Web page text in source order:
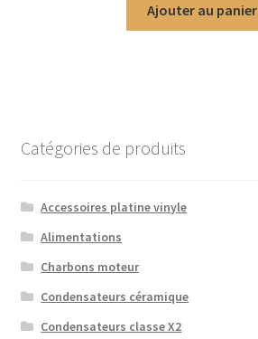
Ajouter au panier
Catégories de produits
Accessoires platine vinyle
Alimentations
Charbons moteur
Condensateurs céramique
Condensateurs classe X2